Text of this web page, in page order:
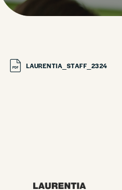
LAURENTIA_STAFF_2324